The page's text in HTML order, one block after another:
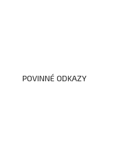
POVINNÉ ODKAZY